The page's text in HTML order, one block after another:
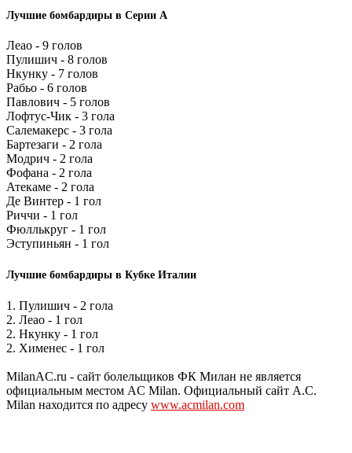
Лучшие бомбардиры в Серии А
Леао - 9 голов
Пулишич - 8 голов
Нкунку - 7 голов
Рабьо - 6 голов
Павлович - 5 голов
Лофтус-Чик - 3 гола
Салемакерс - 3 гола
Бартезаги - 2 гола
Модрич - 2 гола
Фофана - 2 гола
Атекаме - 2 гола
Де Винтер - 1 гол
Риччи - 1 гол
Фюллькруг - 1 гол
Эступиньян - 1 гол
Лучшие бомбардиры в Кубке Италии
1. Пулишич - 2 гола
2. Леао - 1 гол
2. Нкунку - 1 гол
2. Хименес - 1 гол
MilanAC.ru - сайт болельщиков ФК Милан не является
официальным местом AC Milan. Официальный сайт A.C.
Milan находится по адресу www.acmilan.com